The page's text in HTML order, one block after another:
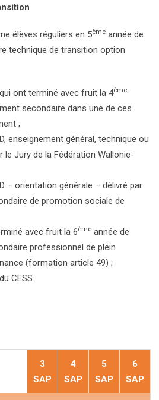
élèves réguliers en 5ème année de
technique de transition option
ont terminé avec fruit la 4ème
secondaire dans une de ces
;
enseignement général, technique ou
le Jury de la Fédération Wallonie-
– orientation générale – délivré par
de promotion sociale de
avec fruit la 6ème année de
professionnel de plein
(formation article 49) ;
CESS.
3
SAP
4
SAP
5
SAP
6
SAP